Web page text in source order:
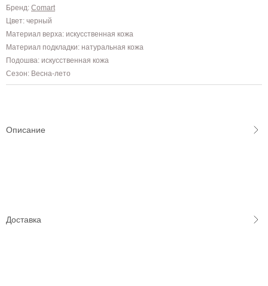
Бренд: Comart
Цвет: черный
Материал верха: искусственная кожа
Материал подкладки: натуральная кожа
Подошва: искусственная кожа
Сезон: Весна-лето
Описание
Доставка